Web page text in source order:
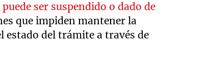
ser suspendido o dado de
que impiden mantener la
del trámite a través de